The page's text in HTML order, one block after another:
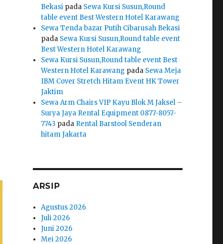
Bekasi pada Sewa Kursi Susun,Round
table event Best Western Hotel Karawang
Sewa Tenda bazar Putih Cibarusah Bekasi
pada Sewa Kursi Susun,Round table event
Best Western Hotel Karawang
Sewa Kursi Susun,Round table event Best
Western Hotel Karawang pada Sewa Meja
IBM Cover Stretch Hitam Event HK Tower
Jaktim
Sewa Arm Chairs VIP Kayu Blok M Jaksel –
Surya Jaya Rental Equipment 0877-8057-
7743 pada Rental Barstool Senderan
hitam Jakarta
ARSIP
Agustus 2026
Juli 2026
Juni 2026
Mei 2026